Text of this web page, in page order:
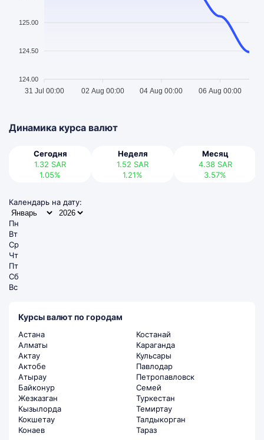
125.00
124.50
124.00
31 Jul 00:00 02 Aug 00:00 04 Aug 00:00 06 Aug 00:00
Динамика курса валют
Сегодня
1.32 SAR
1.05%
Неделя
1.52 SAR
1.21%
Месяц
4.38 SAR
3.57%
Календарь на дату:
Пн
Вт
Ср
Чт
Пт
Сб
Вс
Курсы валют по городам
Астана
Алматы
Актау
Актобе
Атырау
Байконур
Жезказган
Кызылорда
Кокшетау
Конаев
Костанай
Караганда
Кульсары
Павлодар
Петропавловск
Семей
Туркестан
Темиртау
Талдыкорган
Тараз